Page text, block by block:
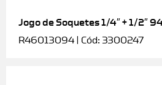
Jogo de Soquetes 1/4″ + 1/2″
R46013094 | Cód: 3300247